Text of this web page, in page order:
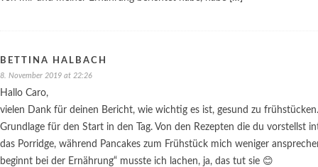
BETTINA HALBACH
8. November 2019 at 22:26
Hallo Caro,
vielen Dank für deinen Bericht, wie wichtig es ist, gesund zu
Grundlage für den Start in den Tag. Von den Rezepten die du vorstellst
das Porridge, während Pancakes zum Frühstück mich weniger
beginnt bei der Ernährung“ musste ich lachen, ja, das tut sie 😊